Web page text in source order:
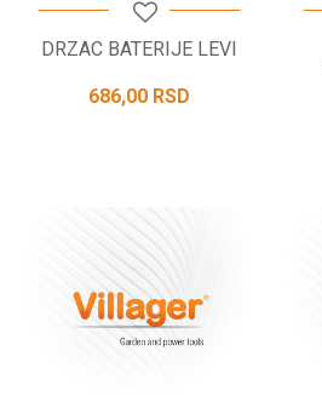
DRZAC BATERIJE LEVI
686,00 RSD